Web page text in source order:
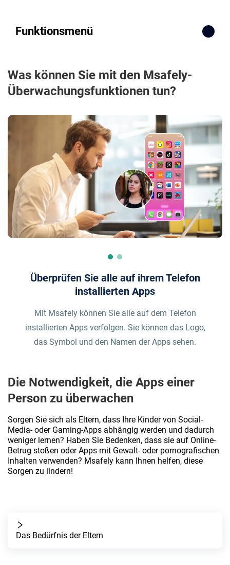
Funktionsmenü
Was können Sie mit den Msafely-
Überwachungsfunktionen tun?
Überprüfen Sie alle auf ihrem Telefon
installierten Apps
Mit Msafely können Sie alle auf dem Telefon
installierten Apps verfolgen. Sie können das Logo,
das Symbol und den Namen der Apps sehen.
Blockieren Sie alle unerwünschten Apps
Mit einem einfachen Fingertipp können Sie die Apps
auf dem Telefon Ihres Kindes blockieren. Machen Sie
sich keine Sorgen mehr, dass Ihr Kind schlechte Apps
nutzt oder von einer App abhängig wird.
Die Notwendigkeit, die Apps einer
Person zu überwachen
Sorgen Sie sich als Eltern, dass Ihre Kinder von Social-
Media- oder Gaming-Apps abhängig werden und dadurch
weniger lernen? Haben Sie Bedenken, dass sie auf Online-
Betrug stoßen oder Apps mit Gewalt- oder pornografischen
Inhalten verwenden? Msafely kann Ihnen helfen, diese
Sorgen zu lindern!
Das Bedürfnis der Eltern